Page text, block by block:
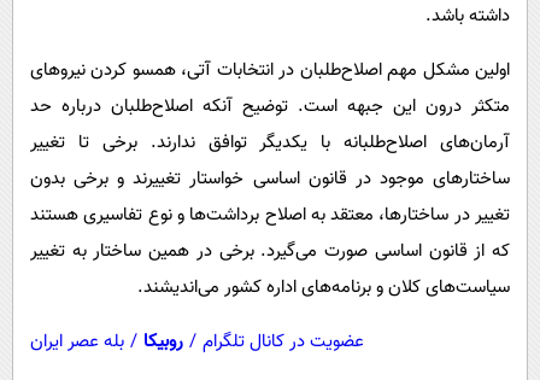
محیط زیست
سلامت
فرهنگی
اجتماعی
حیات وحش
سیاست خارجی
داشته باشد.
اولین مشکل مهم اصلاح‌طلبان در انتخابات آتی، همسو کردن نیروهای
متکثر درون این جبهه است. توضیح آنکه اصلاح‌طلبان درباره حد
آرمان‌های اصلاح‌طلبانه با یکدیگر توافق ندارند. برخی تا تغییر
ساختارهای موجود در قانون اساسی خواستار تغییرند و برخی بدون
تغییر در ساختارها، معتقد به اصلاح برداشت‌ها و نوع تفاسیری هستند
که از قانون اساسی صورت می‌گیرد. برخی در همین ساختار به تغییر
سیاست‌های کلان و برنامه‌های اداره کشور می‌اندیشند.
عضویت در کانال تلگرام / روبیکا / بله عصر ایران